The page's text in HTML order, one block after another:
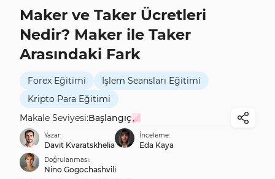
Maker ve Taker Ücretleri
Nedir? Maker ile Taker
Arasındaki Fark
Forex Eğitimi
İşlem Seansları Eğitimi
Kripto Para Eğitimi
Makale Seviyesi:Başlangıç
Yazar:
Davit Kvaratskhelia
İnceleme:
Eda Kaya
Doğrulanması:
Nino Gogochashvili